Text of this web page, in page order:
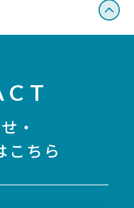
・
こちら